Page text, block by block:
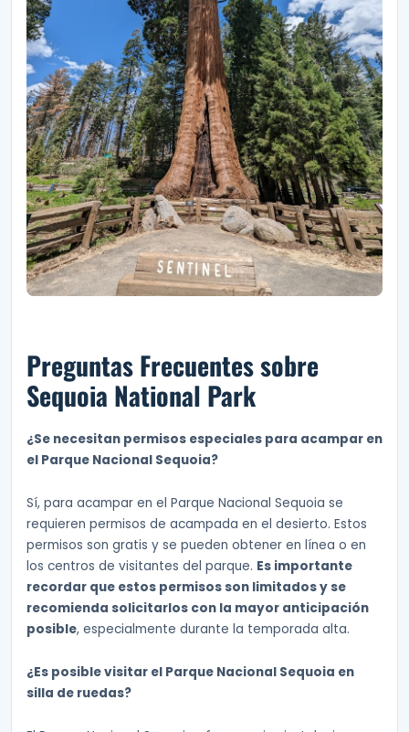
Preguntas Frecuentes sobre
Sequoia National Park
¿Se necesitan permisos especiales para acampar en
el Parque Nacional Sequoia?
Sí, para acampar en el Parque Nacional Sequoia se
requieren permisos de acampada en el desierto. Estos
permisos son gratis y se pueden obtener en línea o en
los centros de visitantes del parque. Es importante
recordar que estos permisos son limitados y se
recomienda solicitarlos con la mayor anticipación
posible, especialmente durante la temporada alta.
¿Es posible visitar el Parque Nacional Sequoia en
silla de ruedas?